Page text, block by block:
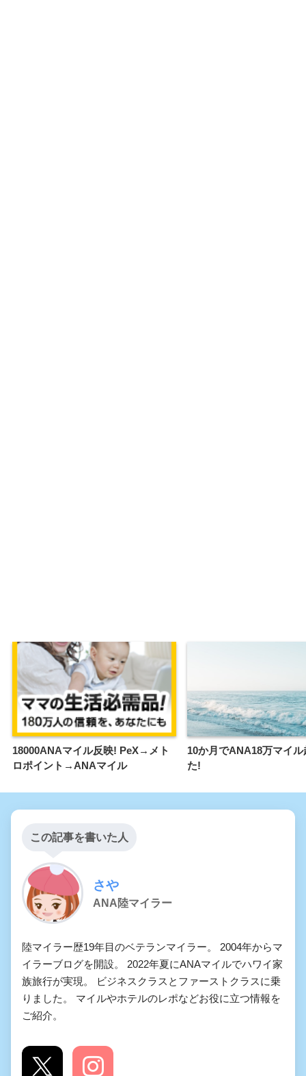
18000ANAマイル反映! PeX→メト
ロポイント→ANAマイル
10か月でANA18万マイル
た!
この記事を書いた人
さや
ANA陸マイラー
陸マイラー歴19年目のベテランマイラー。 2004年からマ
イラーブログを開設。 2022年夏にANAマイルでハワイ家
族旅行が実現。 ビジネスクラスとファーストクラスに乗
りました。 マイルやホテルのレポなどお役に立つ情報を
ご紹介。